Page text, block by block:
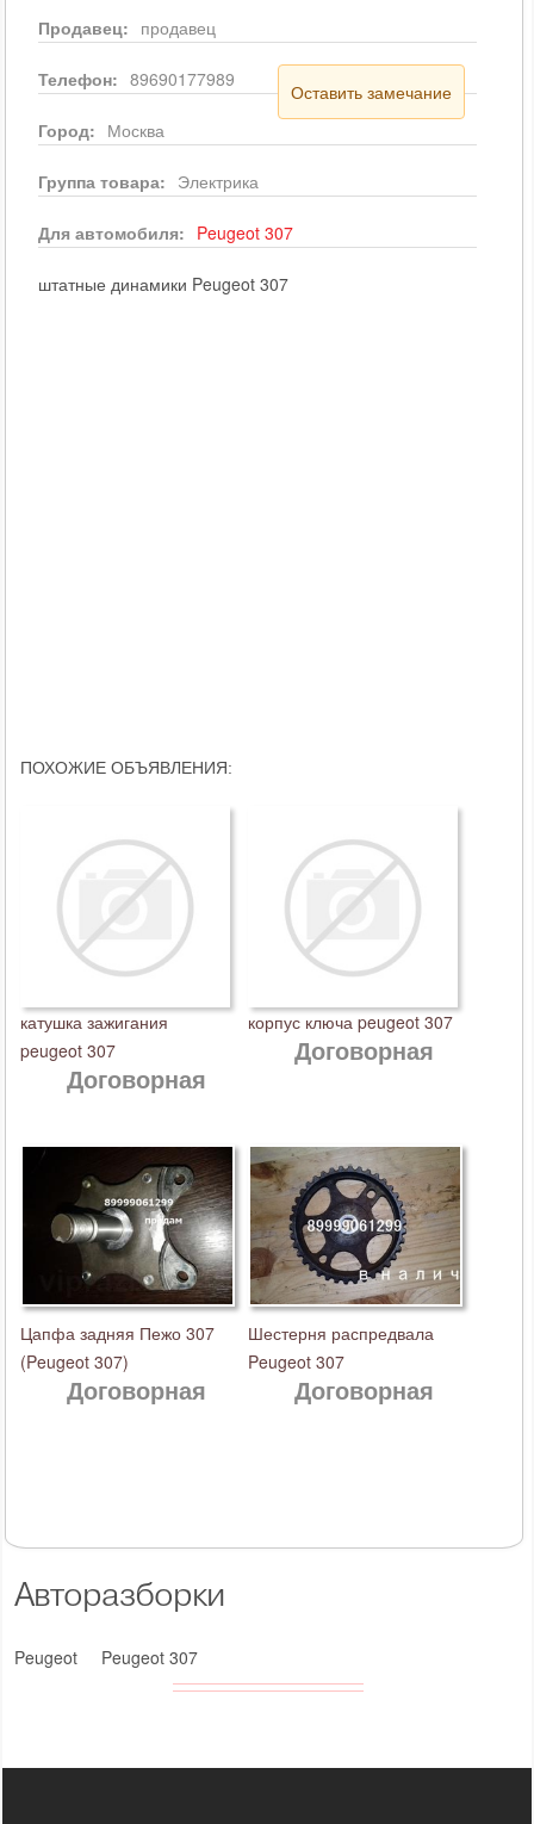
Авторазборки
Peugeot Peugeot 307
Продавец: продавец
Телефон: 89690177989
Оставить замечание
Город: Москва
Группа товара: Электрика
Для автомобиля: Peugeot 307
штатные динамики Peugeot 307
ПОХОЖИЕ ОБЪЯВЛЕНИЯ:
катушка зажигания
peugeot 307
Договорная
корпус ключа peugeot 307
Договорная
Цапфа задняя Пежо 307
(Peugeot 307)
Договорная
Шестерня распредвала
Peugeot 307
Договорная